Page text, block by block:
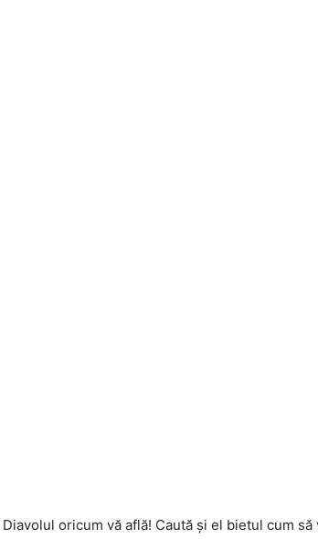
oricum vă află! Caută şi el bietul cum să